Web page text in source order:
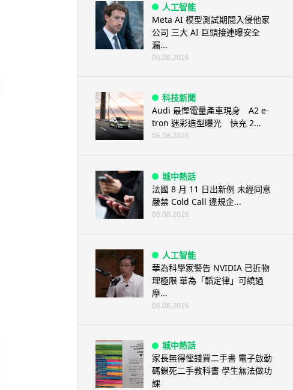
人工智能
Meta AI 模型測試期間入侵他家
公司 三大 AI 巨頭接連曝安全
漏...
06.08.2026
科技新聞
Audi 最慳電量產車現身 A2 e-
tron 迷彩造型曝光 快充 2...
06.08.2026
城中熱話
法國 8 月 11 日出新例 未經同意
嚴禁 Cold Call 違規企...
06.08.2026
人工智能
華為科學家警告 NVIDIA 已近物
理極限 華為「韜定律」可繞過
摩...
06.08.2026
城中熱話
家長無得慳錢買二手書 電子啟動
碼鎖死二手教科書 學生無法做功
課